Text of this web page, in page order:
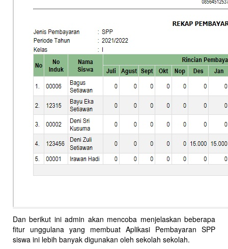
Dan berikut ini admin akan mencoba menjelaskan beberapa
fitur unggulana yang membuat Aplikasi Pembayaran SPP
siswa ini lebih banyak digunakan oleh sekolah sekolah.